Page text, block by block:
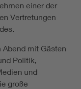
einer der
Vertretungen
Abend mit Gästen
Politik,
und
große